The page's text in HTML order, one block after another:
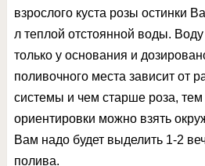
взрослого куста розы остинки
л теплой отстоянной воды. Воду
только у основания и
поливочного места зависит от
системы и чем старше роза,
ориентировки можно взять
Вам надо будет выделить 1-2
полива.